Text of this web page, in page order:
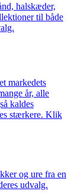
halskæder,
til både
markedets
år, alle
kaldes
stærkere. Klik
og ure fra en
udvalg.